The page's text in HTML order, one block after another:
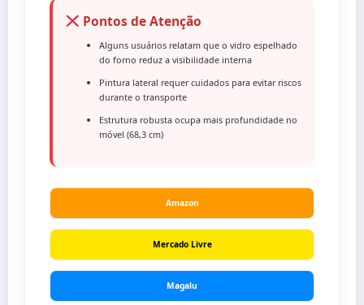
Pontos de Atenção
Alguns usuários relatam que o vidro espelhado
do forno reduz a visibilidade interna
Pintura lateral requer cuidados para evitar riscos
durante o transporte
Estrutura robusta ocupa mais profundidade no
móvel (68,3 cm)
Amazon
Mercado Livre
Magalu